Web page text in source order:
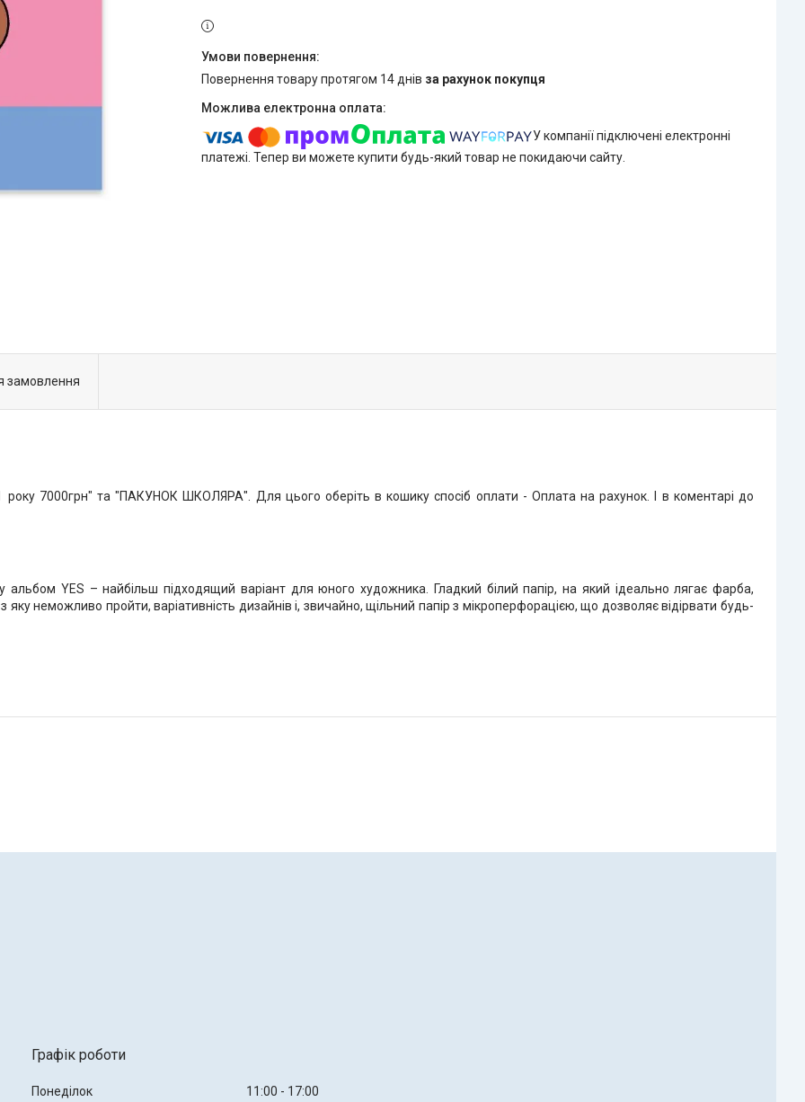
повернення товару протягом 14 днів за рахунок покупця
У компанії підключені електронні
платежі. Тепер ви можете купити будь-який товар не покидаючи сайту.
замовлення
7000грн" та "ПАКУНОК ШКОЛЯРА". Для цього оберіть в кошику спосіб оплати - Оплата на рахунок. І в коментарі до
YES – найбільш підходящий варіант для юного художника. Гладкий білий папір, на який ідеально лягає фарба,
неможливо пройти, варіативність дизайнів і, звичайно, щільний папір з мікроперфорацією, що дозволяє відірвати будь-
Графік роботи
Понеділок 11:00 17:00